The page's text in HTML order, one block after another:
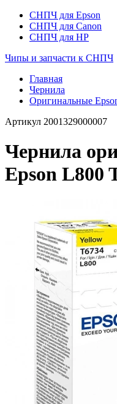
СНПЧ для Epson
СНПЧ для Canon
СНПЧ для HP
Чипы и запчасти к СНПЧ
Главная
Чернила
Оригинальные
Артикул 2001329000007
Чернила
Epson L800